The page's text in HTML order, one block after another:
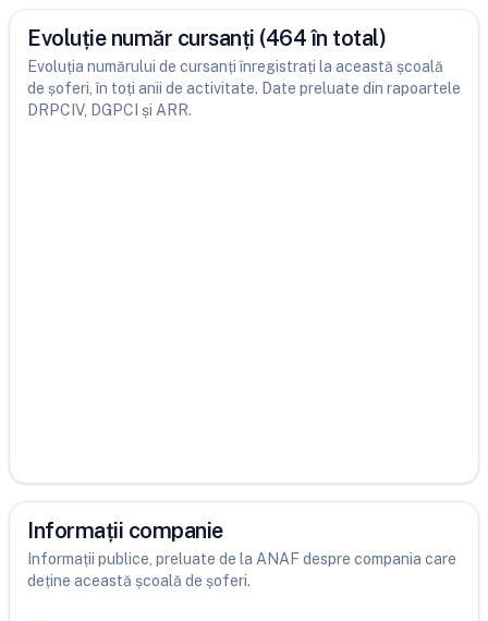
Evoluție număr cursanți (464 în total)
Evoluția numărului de cursanți înregistrați la această școală
de șoferi, în toți anii de activitate. Date preluate din rapoartele
DRPCIV, DGPCI și ARR.
Informații companie
Informații publice, preluate de la ANAF despre compania care
deține această școală de șoferi.